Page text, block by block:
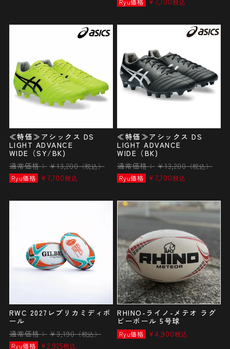
Ryu価格
税込
≪特価≫アシックス DS
LIGHT ADVANCE
WIDE（SY/BK)
通常価格： ¥13,200（税込）
Ryu価格
¥ 7,700税込
≪特価≫アシックス DS
LIGHT ADVANCE
WIDE（BK)
通常価格： ¥13,200（税込）
Ryu価格
¥ 7,700税込
RWC 2027レプリカミディボ
ール
通常価格： ¥3,190（税込）
Ryu価格
¥ 2,925税込
RHINO-ライノ-メテオ ラグ
ビーボール 5号球
Ryu価格 ¥ 4,900税込